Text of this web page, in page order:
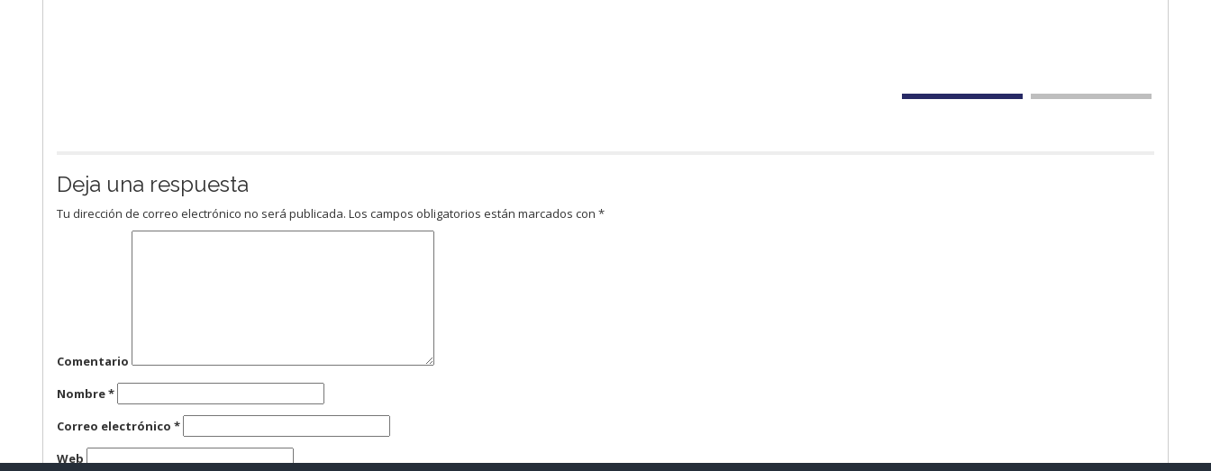
Deja una respuesta
Tu dirección de correo electrónico no será publicada. Los campos obligatorios están marcados con*
Comentario
Nombre*
Correo electrónico*
Web